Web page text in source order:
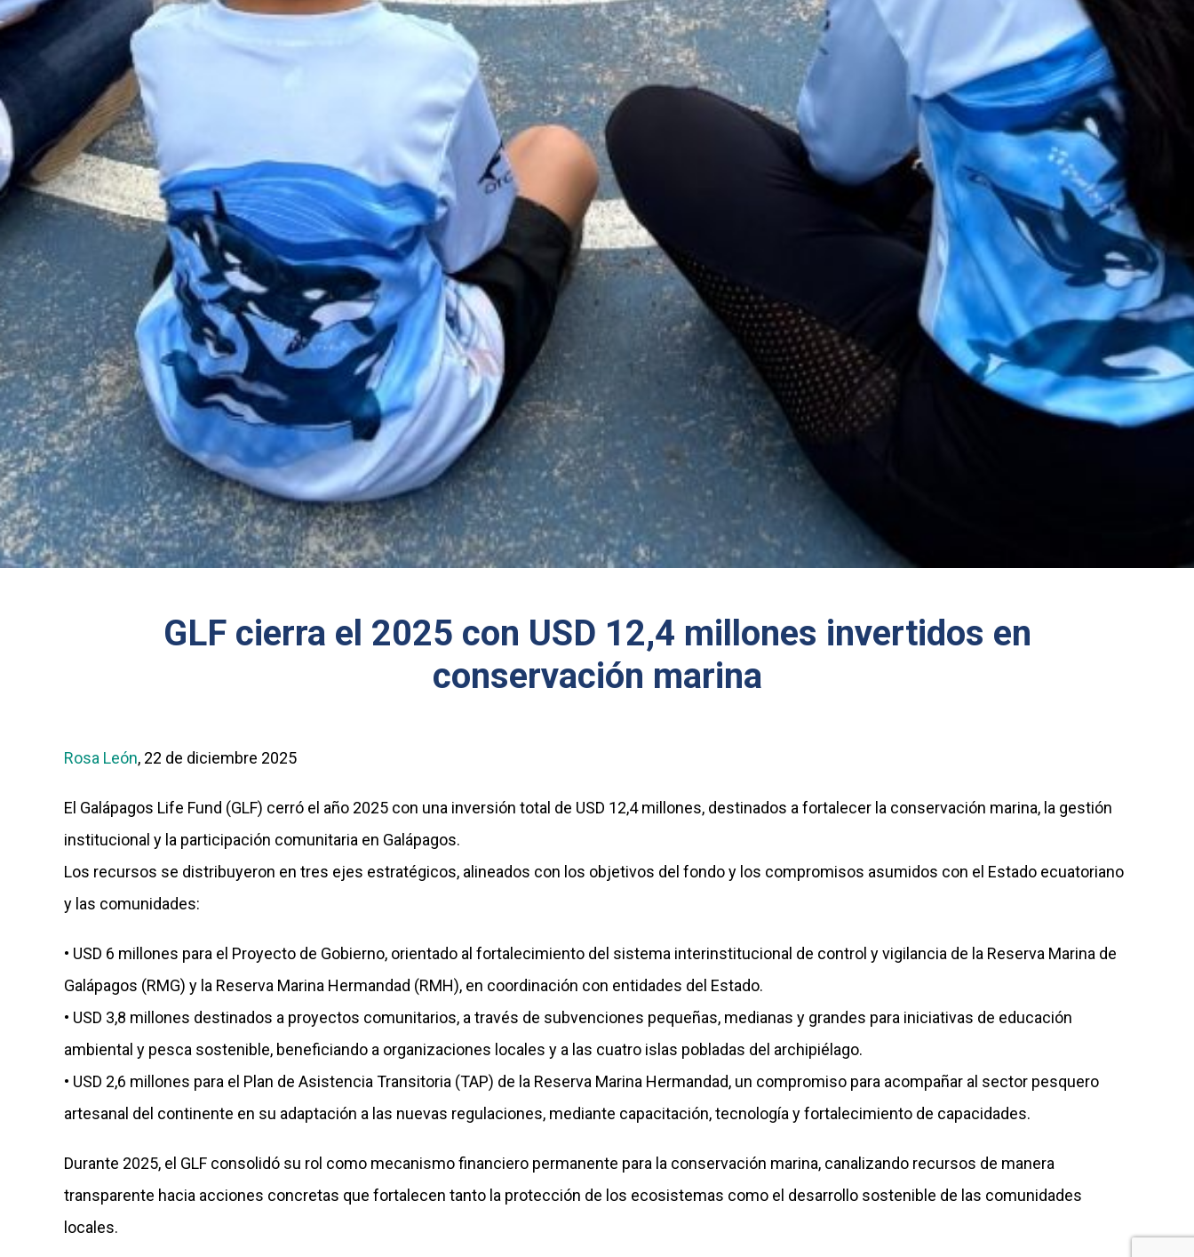
GLF cierra el 2025 con USD 12,4 millones invertidos en
conservación marina
Rosa León, 22 de diciembre 2025
El Galápagos Life Fund (GLF) cerró el año 2025 con una inversión total de USD 12,4 millones, destinados a fortalecer la conservación marina, la gestión
institucional y la participación comunitaria en Galápagos.
Los recursos se distribuyeron en tres ejes estratégicos, alineados con los objetivos del fondo y los compromisos asumidos con el Estado ecuatoriano
y las comunidades:
• USD 6 millones para el Proyecto de Gobierno, orientado al fortalecimiento del sistema interinstitucional de control y vigilancia de la Reserva Marina de
Galápagos (RMG) y la Reserva Marina Hermandad (RMH), en coordinación con entidades del Estado.
• USD 3,8 millones destinados a proyectos comunitarios, a través de subvenciones pequeñas, medianas y grandes para iniciativas de educación
ambiental y pesca sostenible, beneficiando a organizaciones locales y a las cuatro islas pobladas del archipiélago.
• USD 2,6 millones para el Plan de Asistencia Transitoria (TAP) de la Reserva Marina Hermandad, un compromiso para acompañar al sector pesquero
artesanal del continente en su adaptación a las nuevas regulaciones, mediante capacitación, tecnología y fortalecimiento de capacidades.
Durante 2025, el GLF consolidó su rol como mecanismo financiero permanente para la conservación marina, canalizando recursos de manera
transparente hacia acciones concretas que fortalecen tanto la protección de los ecosistemas como el desarrollo sostenible de las comunidades
locales.